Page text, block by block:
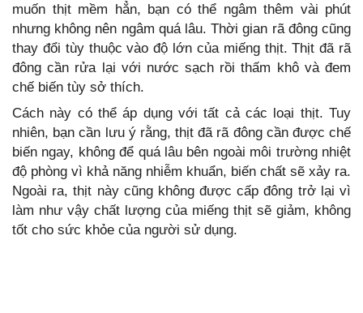
muốn thịt mềm hẳn, bạn có thể ngâm thêm vài phút
nhưng không nên ngâm quá lâu. Thời gian rã đông cũng
thay đổi tùy thuộc vào độ lớn của miếng thịt. Thịt đã rã
đông cần rửa lại với nước sạch rồi thấm khô và đem
chế biến tùy sở thích.
Cách này có thể áp dụng với tất cả các loại thịt. Tuy
nhiên, bạn cần lưu ý rằng, thịt đã rã đông cần được chế
biến ngay, không để quá lâu bên ngoài môi trường nhiệt
độ phòng vì khả năng nhiễm khuẩn, biến chất sẽ xảy ra.
Ngoài ra, thịt này cũng không được cấp đông trở lại vì
làm như vậy chất lượng của miếng thịt sẽ giảm, không
tốt cho sức khỏe của người sử dụng.